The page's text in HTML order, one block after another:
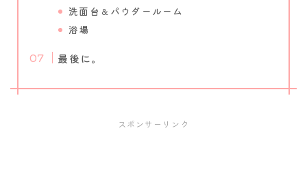
洗面台＆パウダールーム
浴場
最後に。
スポンサーリンク